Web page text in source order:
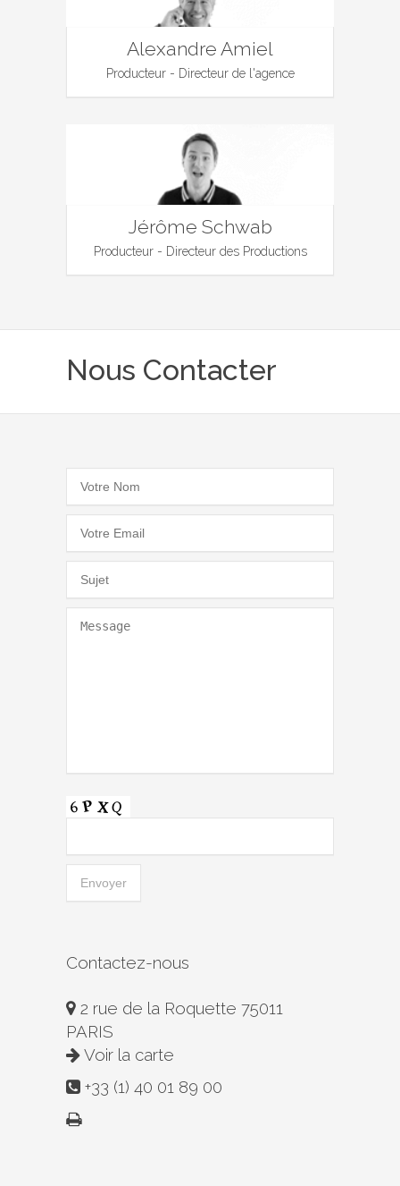
Alexandre Amiel
Producteur - Directeur de l'agence
Jérôme Schwab
Producteur - Directeur des Productions
Nous Contacter
Contactez-nous
2 rue de la Roquette 75011
PARIS
Voir la carte
+33 (1) 40 01 89 00